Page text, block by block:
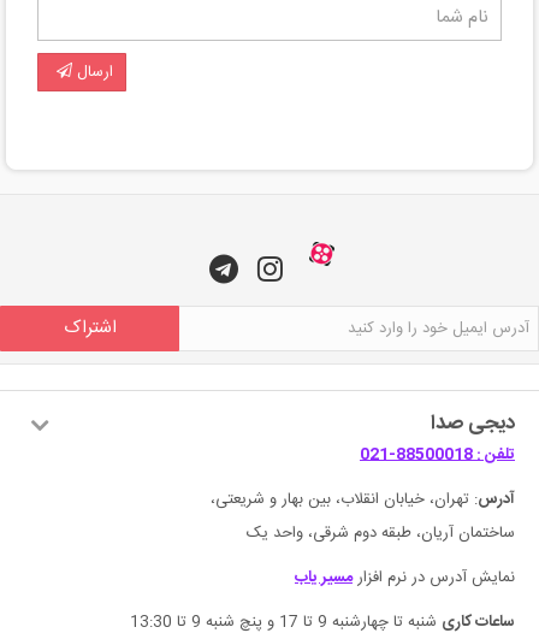
ارسال
اشتراک
دیجی صدا
تلفن : 88500018-021
آدرس: تهران، خیابان انقلاب، بین بهار و شریعتی،
ساختمان آریان، طبقه دوم شرقی، واحد یک
نمایش آدرس در نرم افزارمسیر یاب
ساعات کاری شنبه تا چهارشنبه 9 تا 17 و پنچ شنبه 9 تا 13:30